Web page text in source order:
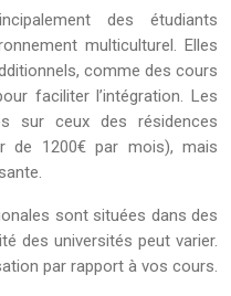
des étudiants
multiculturel. Elles
comme des cours
faciliter l’intégration. Les
sur ceux des résidences
de 1200€ par mois), mais
sont situées dans des
des universités peut varier.
par rapport à vos cours.